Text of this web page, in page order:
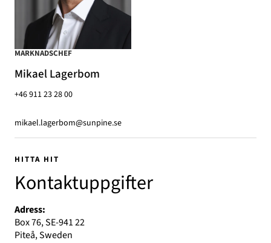
Mikael Lagerbom
MARKNADSCHEF
+46 911 23 28 00
mikael.lagerbom@sunpine.se
Kontaktuppgifter
HITTA HIT
Adress:
Box 76, SE-941 22
Piteå, Sweden